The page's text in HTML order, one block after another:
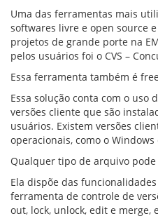
Uma das ferramentas mais
softwares livre e open source
projetos de grande porte na
pelos usuários foi o CVS –
Essa ferramenta também é
Essa solução conta com o uso
versões cliente que são
usuários. Existem versões
operacionais, como o Windows
Qualquer tipo de arquivo pode
Ela dispõe das
ferramenta de controle de
out, lock, unlock, edit e merge,